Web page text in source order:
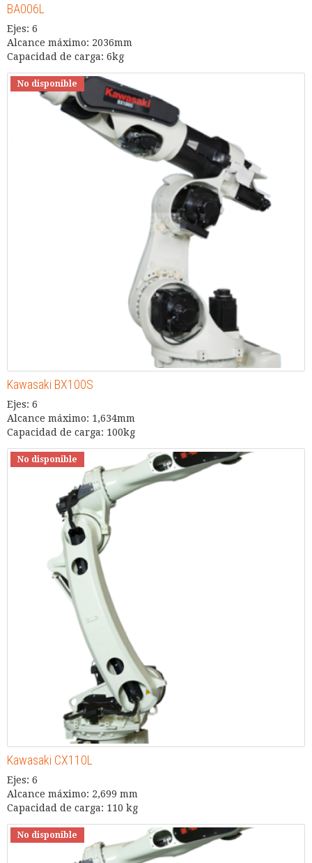
BA006L
Ejes: 6
Alcance máximo: 2036mm
Capacidad de carga: 6kg
No disponible
Kawasaki BX100S
Ejes: 6
Alcance máximo: 1,634mm
Capacidad de carga: 100kg
No disponible
Kawasaki CX110L
Ejes: 6
Alcance máximo: 2,699 mm
Capacidad de carga: 110 kg
No disponible